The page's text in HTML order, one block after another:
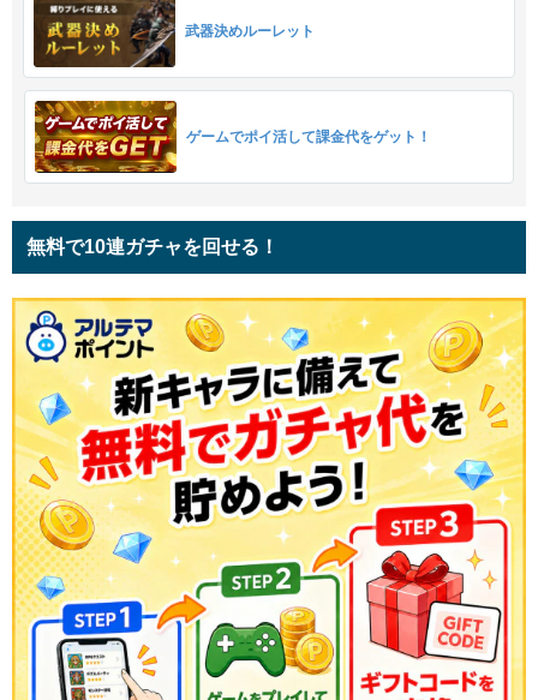
武器決めルーレット
ゲームでポイ活して課金代をゲット！
無料で10連ガチャを回せる！